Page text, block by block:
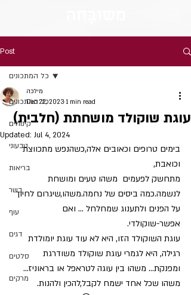
Post
כל המתכונים
קינוחים
טבעוני
בריאות
בשר
עוף
דגים
סלטים
מרקים
כל המתכונים
עוגת שוקולד מושחתת (חלבית)
מילכה
Dec 22, 2023 1 min read
Updated: Jul 4, 2024
בימים טרופים וכאובים אלה,כשהנפש מתכווצת
וכואבת,
מתחשק לפעמים  משהו טעים ומושחת
לנשמה.כמה ביסים של נחמה.משהו,שיגרום לחיוך
על הפנים ולתענוג שמחלחל ... ואם
אפשר-שוקולדי.
עוגת השוקולד הזו, היא לא עוד עוגת יומולדת
רגילה, היא לגמרי עוגת שוקולד משודרגת
ומפנקת... משהו בין עוגה לטראפל או בראוניז...
משהו שכל אחד ישמח לקבל,להכין ולהנות.